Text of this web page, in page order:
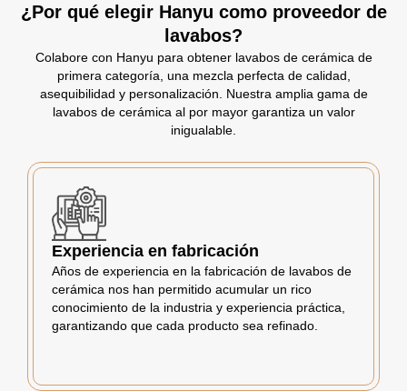
¿Por qué elegir Hanyu como proveedor de
lavabos?
Colabore con Hanyu para obtener lavabos de cerámica de
primera categoría, una mezcla perfecta de calidad,
asequibilidad y personalización. Nuestra amplia gama de
lavabos de cerámica al por mayor garantiza un valor
inigualable.
Experiencia en fabricación
Años de experiencia en la fabricación de lavabos de
cerámica nos han permitido acumular un rico
conocimiento de la industria y experiencia práctica,
garantizando que cada producto sea refinado.